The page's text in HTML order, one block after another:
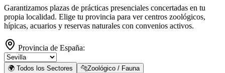
Garantizamos plazas de prácticas presenciales concertadas en tu
propia localidad. Elige tu provincia para ver centros zoológicos,
hípicas, acuarios y reservas naturales con convenios activos.
Provincia de España:
🌍 Todos los Sectores 🐆Zoológico / Fauna